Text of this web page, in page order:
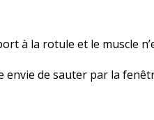
à la rotule et le muscle
envie de sauter par la